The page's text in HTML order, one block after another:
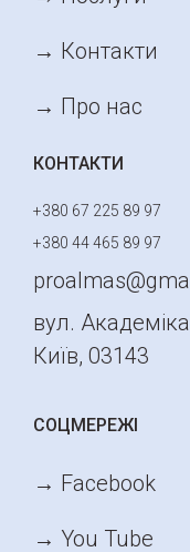
→ Контакти
→ Про нас
КОНТАКТИ
+380 67 225 89 97
+380 44 465 89 97
вул.
Київ, 03143
СОЦМЕРЕЖІ
→ Facebook
→ You Tube